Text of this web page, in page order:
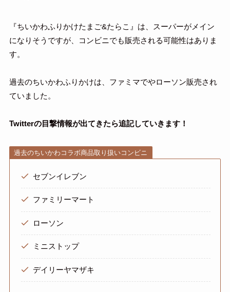
『ちいかわふりかけたまご&たらこ』は、スーパーがメイン
になりそうですが、コンビニでも販売される可能性はありま
す。
過去のちいかわふりかけは、ファミマでやローソン販売され
ていました。
Twitterの目撃情報が出てきたら追記していきます！
過去のちいかわコラボ商品取り扱いコンビニ
セブンイレブン
ファミリーマート
ローソン
ミニストップ
デイリーヤマザキ